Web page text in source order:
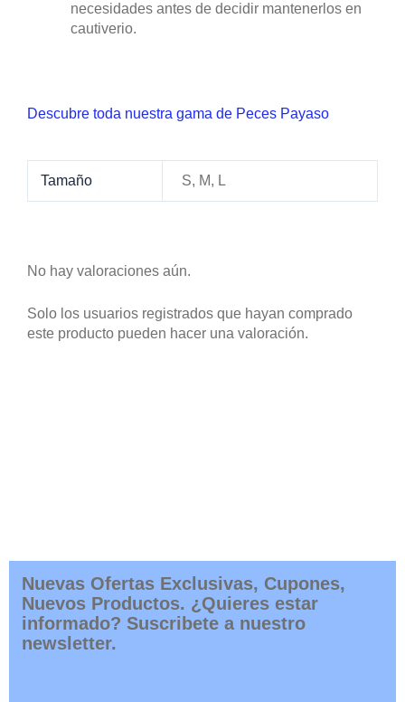
necesidades antes de decidir mantenerlos en
cautiverio.
Descubre toda nuestra gama de Peces Payaso
Tamaño S, M, L
No hay valoraciones aún.
Solo los usuarios registrados que hayan comprado
este producto pueden hacer una valoración.
Nuevas Ofertas Exclusivas, Cupones,
Nuevos Productos. ¿Quieres estar
informado? Suscribete a nuestro
newsletter.